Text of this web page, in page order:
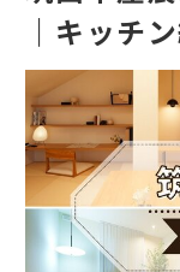
｜キッチ